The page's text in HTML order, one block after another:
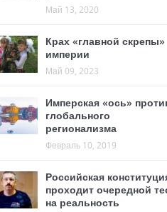
Май 13, 2020
Крах «главной скрепы»
империи
Май 09, 2023
Имперская «ось»
глобального
регионализма
Февраль 10, 2019
Российская
проходит очередной
на реальность